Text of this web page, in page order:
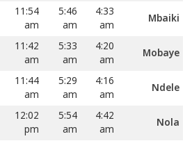
Mbaiki
4:33
am
5:46
am
11:54
am
Mobaye
4:20
am
5:33
am
11:42
am
Ndele
4:16
am
5:29
am
11:44
am
Nola
4:42
am
5:54
am
12:02
pm